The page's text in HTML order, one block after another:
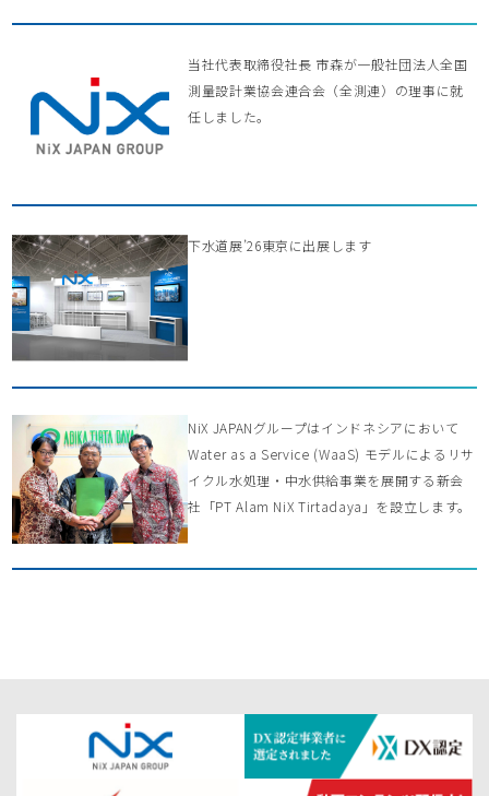
当社代表取締役社長 市森が一般社団法人全国
測量設計業協会連合会（全測連）の理事に就
任しました。
下水道展’26東京に出展します
NiX JAPANグループはインドネシアにおいて
Water as a Service (WaaS) モデルによるリサ
イクル水処理・中水供給事業を展開する新会
社「PT Alam NiX Tirtadaya」を設立します。